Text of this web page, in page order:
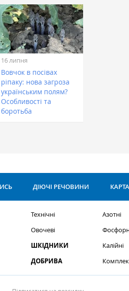
16 липня
Вовчок в посівах
ріпаку: нова загроза
українським полям?
Особливості та
боротьба
ДІЮЧІ РЕЧОВИНИ
Технічні
Овочеві
ШКІДНИКИ
ДОБРИВА
Азотні
Калійні